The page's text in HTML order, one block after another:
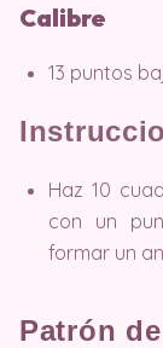
Calibre
13 puntos
Haz 10
con un
formar un
Patrón